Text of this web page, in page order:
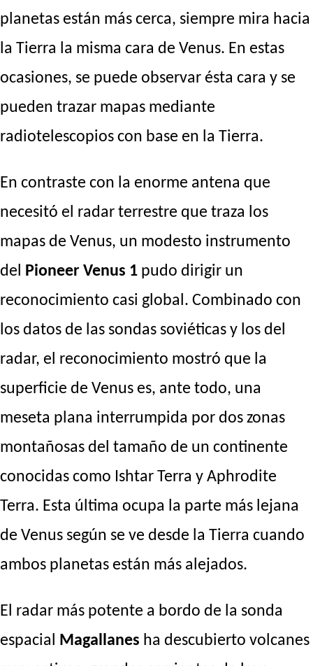
planetas están más cerca, siempre mira hacia
la Tierra la misma cara de Venus. En estas
ocasiones, se puede observar ésta cara y se
pueden trazar mapas mediante
radiotelescopios con base en la Tierra.
En contraste con la enorme antena que
necesitó el radar terrestre que traza los
mapas de Venus, un modesto instrumento
del Pioneer Venus 1 pudo dirigir un
reconocimiento casi global. Combinado con
los datos de las sondas soviéticas y los del
radar, el reconocimiento mostró que la
superficie de Venus es, ante todo, una
meseta plana interrumpida por dos zonas
montañosas del tamaño de un continente
conocidas como Ishtar Terra y Aphrodite
Terra. Esta última ocupa la parte más lejana
de Venus según se ve desde la Tierra cuando
ambos planetas están más alejados.
El radar más potente a bordo de la sonda
espacial Magallanes ha descubierto volcanes